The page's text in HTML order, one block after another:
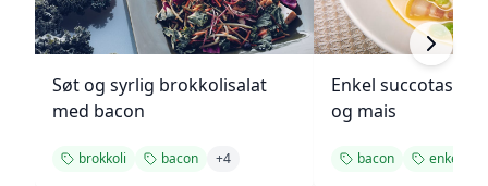
Søt og syrlig brokkolisalat
med bacon
brokkoli bacon +4
Enkel succotash
og mais
bacon enkel